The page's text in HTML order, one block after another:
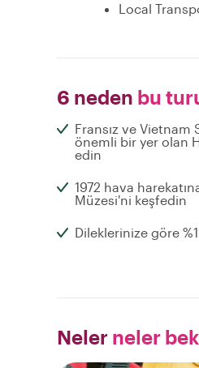
Local
6 neden bu
Fransız ve Vietnam
önemli bir yer olan
edin
1972 hava
Müzesi'ni keşfedin
Dileklerinize göre
Neler neler